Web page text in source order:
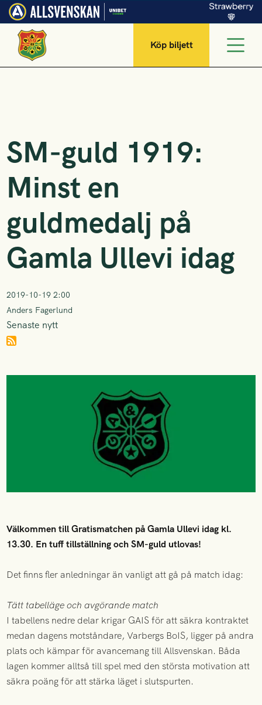
Köp biljett
SM-guld 1919:
Minst en
guldmedalj på
Gamla Ullevi idag
2019-10-19 2:00
Anders Fagerlund
Senaste nytt
Välkommen till Gratismatchen på Gamla Ullevi idag kl.
13.30. En tuff tillställning och SM-guld utlovas!
Det finns fler anledningar än vanligt att gå på match idag:
Tätt tabelläge och avgörande match
I tabellens nedre delar krigar GAIS för att säkra kontraktet
medan dagens motståndare, Varbergs BoIS, ligger på andra
plats och kämpar för avancemang till Allsvenskan. Båda
lagen kommer alltså till spel med den största motivation att
säkra poäng för att stärka läget i slutspurten.